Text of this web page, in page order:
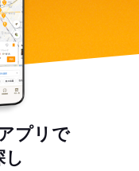
プリで
し